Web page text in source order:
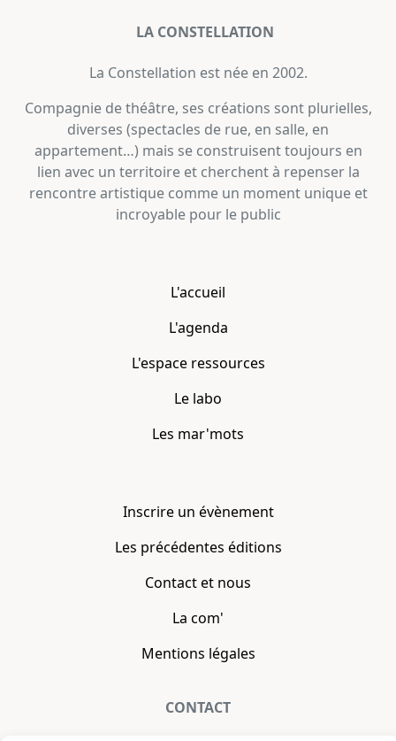
LA CONSTELLATION
La Constellation est née en 2002.
Compagnie de théâtre, ses créations sont plurielles,
diverses (spectacles de rue, en salle, en
appartement…) mais se construisent toujours en
lien avec un territoire et cherchent à repenser la
rencontre artistique comme un moment unique et
incroyable pour le public
L'accueil
L'agenda
L'espace ressources
Le labo
Les mar'mots
Inscrire un évènement
Les précédentes éditions
Contact et nous
La com'
Mentions légales
CONTACT